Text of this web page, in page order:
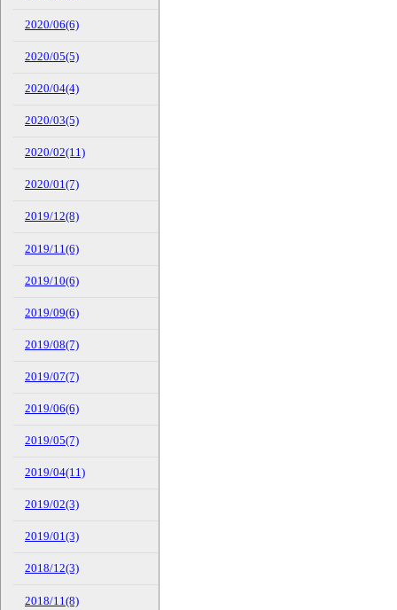
2020/06(6)
2020/05(5)
2020/04(4)
2020/03(5)
2020/02(11)
2020/01(7)
2019/12(8)
2019/11(6)
2019/10(6)
2019/09(6)
2019/08(7)
2019/07(7)
2019/06(6)
2019/05(7)
2019/04(11)
2019/02(3)
2019/01(3)
2018/12(3)
2018/11(8)